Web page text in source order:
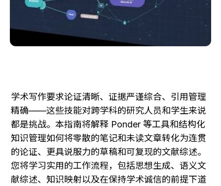
学术写作要求论证清晰、证据严谨综合、引用管理
精确——这些技能对跨学科的研究人员和学生来说
都是挑战。本指南将解释 Ponder 等工具和结构化
知识管理如何将零散的笔记和未读文章转化为连贯
的论证、更具说服力的草稿和可复现的文献综述。
您将学习实用的工作流程，包括思想生成、语义文
献综述、知识映射以及在保持学术诚信的前提下道